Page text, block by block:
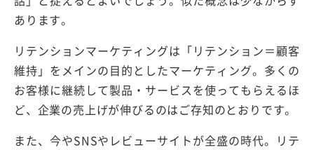
あります。
リテンションマーケティングは「リテンション＝顧客
維持」をメインの目的としたマーケティング。多くの
お客様に継続して製品・サービスを使ってもらえるほ
ど、企業の売上げが伸びるのはご存知のとおりです。
また、今やSNSやレビューサイトが全盛の時代。リテ